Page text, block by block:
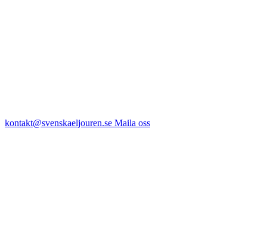
kontakt@svenskaeljouren.se Maila oss